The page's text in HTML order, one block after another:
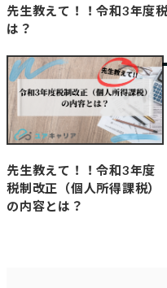
先生教えて！！令和3年度
は？
先生教えて！！令和3年度
税制改正（個人所得課税）
の内容とは？